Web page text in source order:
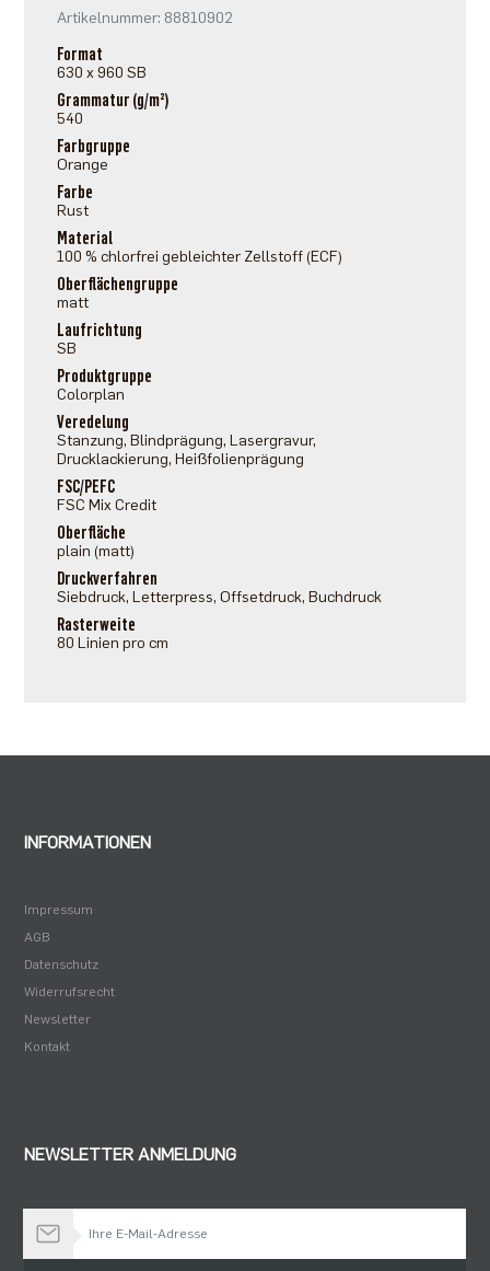
Artikelnummer: 88810902
Format
630 x 960 SB
Grammatur (g/m²)
540
Farbgruppe
Orange
Farbe
Rust
Material
100 % chlorfrei gebleichter Zellstoff (ECF)
Oberflächengruppe
matt
Laufrichtung
SB
Produktgruppe
Colorplan
Veredelung
Stanzung, Blindprägung, Lasergravur,
Drucklackierung, Heißfolienprägung
FSC/PEFC
FSC Mix Credit
Oberfläche
plain (matt)
Druckverfahren
Siebdruck, Letterpress, Offsetdruck, Buchdruck
Rasterweite
80 Linien pro cm
INFORMATIONEN
Impressum
AGB
Datenschutz
Widerrufsrecht
Newsletter
Kontakt
NEWSLETTER ANMELDUNG